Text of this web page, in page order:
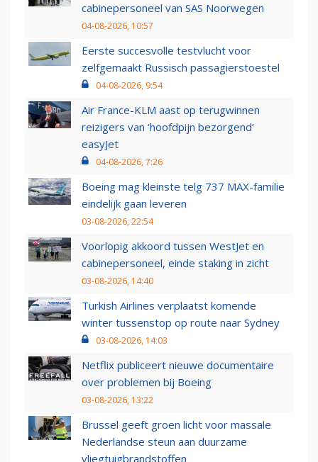
cabinepersoneel van SAS Noorwegen
04-08-2026, 10:57
Eerste succesvolle testvlucht voor
zelfgemaakt Russisch passagierstoestel
04-08-2026, 9:54
Air France-KLM aast op terugwinnen
reizigers van ‘hoofdpijn bezorgend’
easyJet
04-08-2026, 7:26
Boeing mag kleinste telg 737 MAX-familie
eindelijk gaan leveren
03-08-2026, 22:54
Voorlopig akkoord tussen WestJet en
cabinepersoneel, einde staking in zicht
03-08-2026, 14:40
Turkish Airlines verplaatst komende
winter tussenstop op route naar Sydney
03-08-2026, 14:03
Netflix publiceert nieuwe documentaire
over problemen bij Boeing
03-08-2026, 13:22
Brussel geeft groen licht voor massale
Nederlandse steun aan duurzame
vliegtuigbrandstoffen